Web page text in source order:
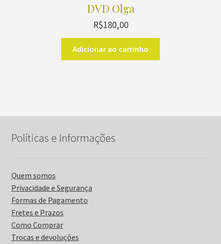
DVD Olga
R$180,00
Adicionar ao carrinho
Políticas e Informações
Quem somos
Privacidade e Segurança
Formas de Pagamento
Fretes e Prazos
Como Comprar
Trocas e devoluções